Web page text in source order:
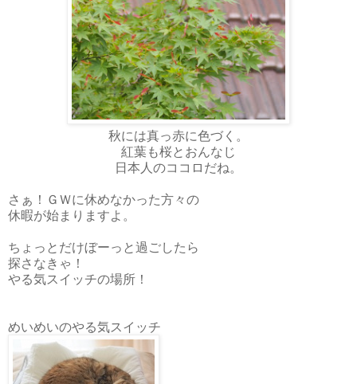
秋には真っ赤に色づく。
紅葉も桜とおんなじ
日本人のココロだね。
さぁ！ＧＷに休めなかった方々の
休暇が始まりますよ。
ちょっとだけぼーっと過ごしたら
探さなきゃ！
やる気スイッチの場所！
めいめいのやる気スイッチ